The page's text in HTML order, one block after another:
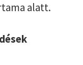
alatt.